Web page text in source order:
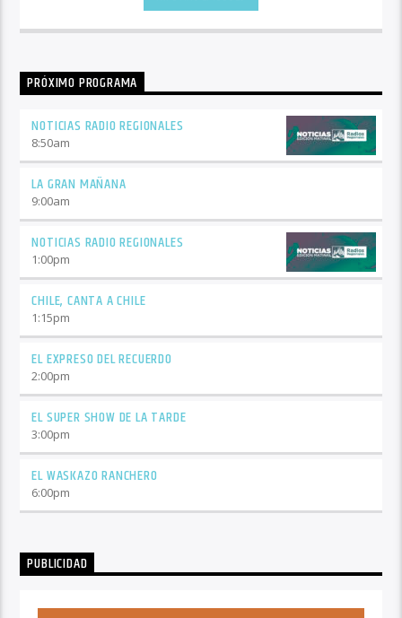
PRÓXIMO PROGRAMA
NOTICIAS RADIO REGIONALES
8:50am
LA GRAN MAÑANA
9:00am
NOTICIAS RADIO REGIONALES
1:00pm
CHILE, CANTA A CHILE
1:15pm
EL EXPRESO DEL RECUERDO
2:00pm
EL SUPER SHOW DE LA TARDE
3:00pm
EL WASKAZO RANCHERO
6:00pm
PUBLICIDAD